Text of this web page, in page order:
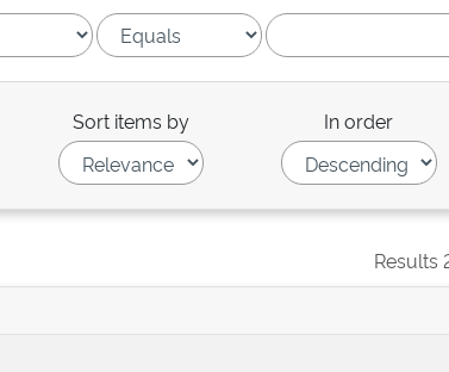
Sort items by In order
Results